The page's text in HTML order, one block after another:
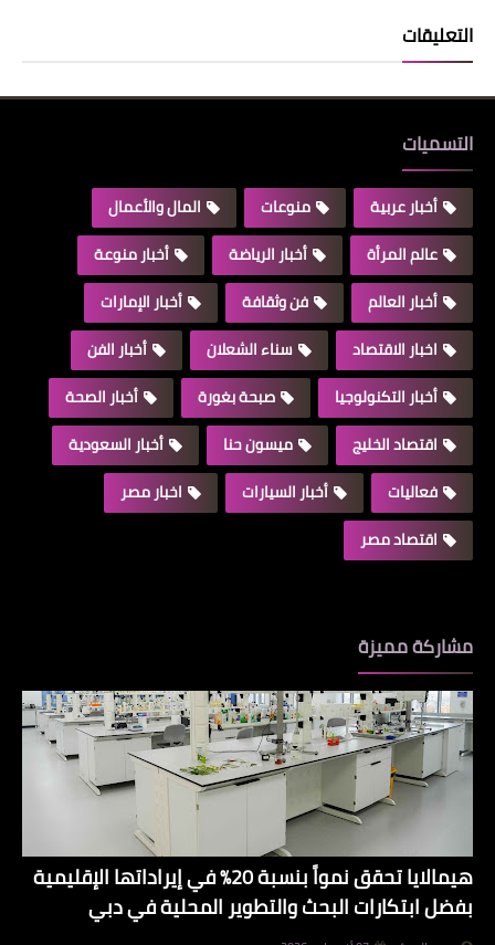
التعليقات
التسميات
أخبار عربية منوعات
المال والأعمال
عالم المرأة
أخبار الرياضة
أخبار منوعة
أخبار العالم
فن وثقافة
أخبار الإمارات
اخبار الاقتصاد
سناء الشعلان
أخبار الفن
أخبار التكنولوجيا
صبحة بغورة
أخبار الصحة
اقتصاد الخليج
ميسون حنا
أخبار السعودية
فعاليات
أخبار السيارات
اخبار مصر
اقتصاد مصر
مشاركة مميزة
هيمالايا تحقق نمواً بنسبة 20% في إيراداتها الإقليمية
بفضل ابتكارات البحث والتطوير المحلية في دبي